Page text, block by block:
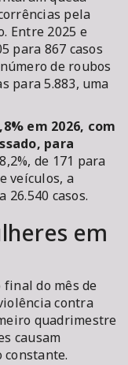
pela
Entre 2025 e
para 867 casos
de roubos
para 5.883, uma
em 2026, com
para
de 171 para
veículos, a
26.540 casos.
em
do mês de
contra
quadrimestre
causam
constante.